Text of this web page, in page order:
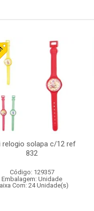
relogio solapa c/12 ref
832
Código: 129357
Embalagem: Unidade
Com: 24 Unidade(s)